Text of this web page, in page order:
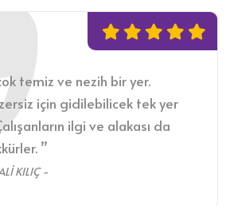
temiz ve nezih bir yer.
için gidilebilicek tek yer
ilgi ve alakası da
”
KILIÇ -